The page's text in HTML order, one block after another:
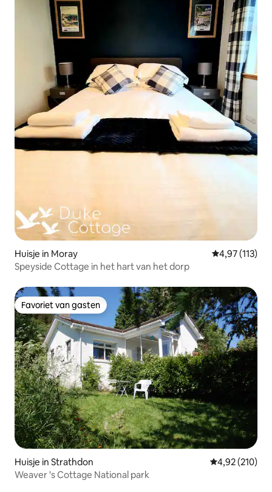
Huisje in Moray Gemiddelde
4,97 (113)
Speyside Cottage in het hart van het dorp
Favoriet van gasten
Favoriet van gasten
Huisje in Strathdon Gemiddelde
4,92 (210)
Weaver 's Cottage National park